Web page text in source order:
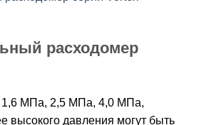
расходомер
1,6 МПа, 2,5 МПа, 4,0 МПа,
высокого давления могут быть